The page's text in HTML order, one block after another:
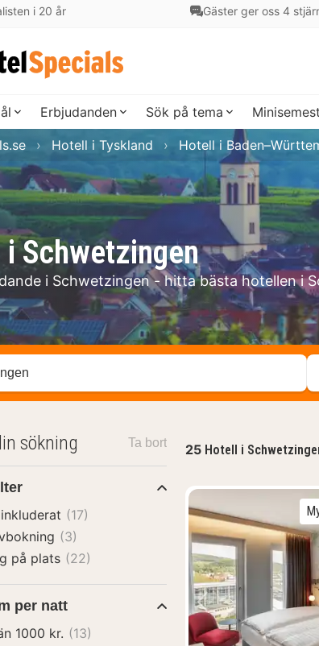
i 20 år Gäster ger oss 4
Erbjudanden Sök på tema
Schwetzingen
i Schwetzingen - hitta bästa hotellen i
Hotell i Tyskland Hotell i
område eller stad
25 Hotell i
Föregående
sökning Ta bort
(17)
(3)
på plats (22)
per natt
Mindre än 1000 kr. (13)